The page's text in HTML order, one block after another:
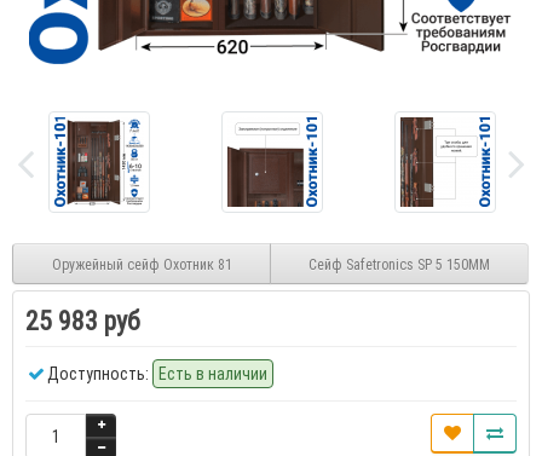
Оружейный сейф Охотник 81 Сейф Safetronics SP 5 150MM
25 983 руб
Доступность: Есть в наличии